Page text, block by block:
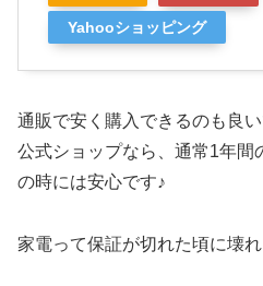
Yahooショッピング
通販で安く購入できるのも良
公式ショップなら、通常1年間
の時には安心です♪
家電って保証が切れた頃に壊